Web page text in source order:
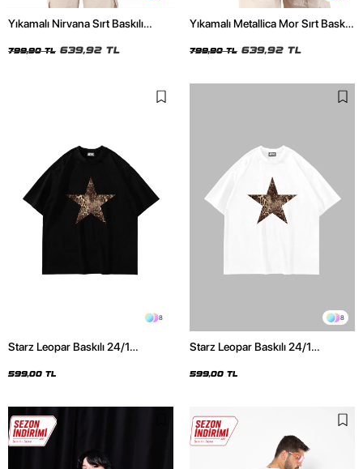
Yıkamalı Nirvana Sırt Baskılı
799,90 TL 639,92 TL
Yıkamalı Metallica Mor Sırt Baskılı
799,90 TL 639,92 TL
8
Starz Leopar Baskılı 24/1
599,00 TL
8
Starz Leopar Baskılı 24/1
599,00 TL